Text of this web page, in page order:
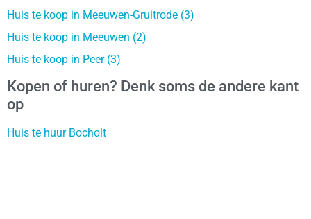
Huis te koop in Meeuwen-Gruitrode (3)
Huis te koop in Meeuwen (2)
Huis te koop in Peer (3)
Kopen of huren? Denk soms de andere kant
op
Huis te huur Bocholt